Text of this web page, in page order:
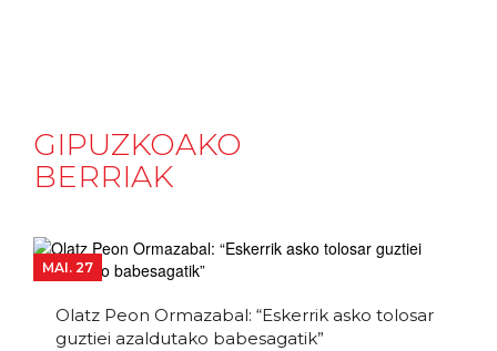
GIPUZKOAKO
BERRIAK
MAI. 27
Olatz Peon Ormazabal: “Eskerrik asko tolosar
guztiei azaldutako babesagatik”